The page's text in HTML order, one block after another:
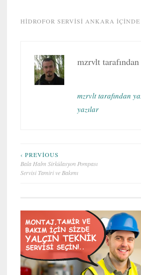
HIDROFOR SERVISI ANKARA
mzrvlt
mzrvlt tarafından
yazılar
Yazı
gezinmesi
‹ PREVIOUS
Bala Halm Sirkülasyon Pompası
Servisi Tamiri ve Bakımı